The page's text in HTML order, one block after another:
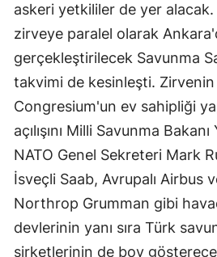
askeri yetkililer de yer
zirveye paralel olarak
gerçekleştirilecek Savunma
takvimi de kesinleşti. Zirvenin
Congresium'un ev sahipliği
açılışını Milli Savunma
NATO Genel Sekreteri Mark
İsveçli Saab, Avrupalı Airbus
Northrop Grumman gibi
devlerinin yanı sıra Türk
şirketlerinin de boy